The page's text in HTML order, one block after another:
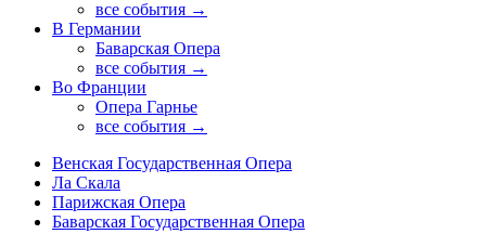
все события →
В Германии
Баварская Опера
все события →
Во Франции
Опера Гарнье
все события →
Венская Государственная Опера
Ла Скала
Парижская Опера
Баварская Государственная Опера